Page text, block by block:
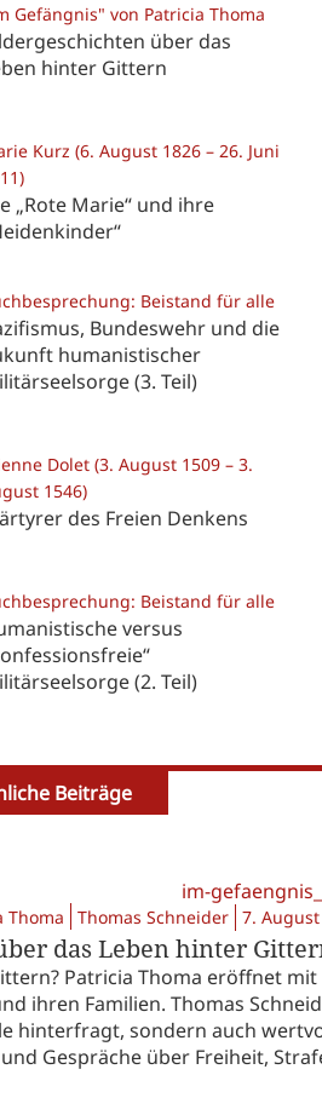
Gefängnis" von Patricia Thoma
über das
hinter Gittern
Kurz (6. August 1826 – 26. Juni
„Rote Marie“ und ihre
Beistand für alle
Bundeswehr und die
humanistischer
(3. Teil)
Dolet (3. August 1509 – 3.
1546)
des Freien Denkens
Beistand für alle
versus
(2. Teil)
Beiträge
Thoma Thomas Schneider 7.
das Leben hinter
Patricia Thoma eröffnet
ihren Familien. Thomas
hinterfragt, sondern auch
Gespräche über Freiheit,